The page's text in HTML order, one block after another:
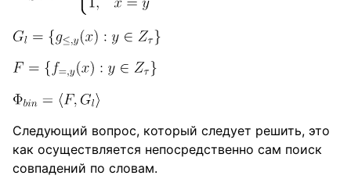
Следующий вопрос, который следует решить, это
как осуществляется непосредственно сам поиск
совпадений по словам.